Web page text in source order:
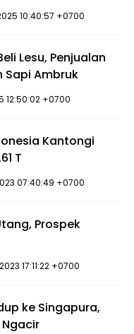
10:40:57 +0700
Lesu, Penjualan
Sapi Ambruk
12:50:02 +0700
Kantongi
T
07:40:49 +0700
Prospek
17:11:22 +0700
ke Singapura,
Ngacir